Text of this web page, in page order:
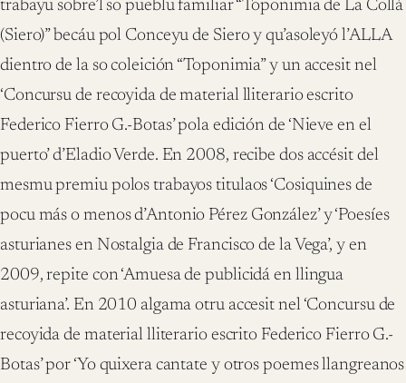
trabayu sobre’l so pueblu familiar “Toponimia de La Collá
(Siero)” becáu pol Conceyu de Siero y qu’asoleyó l’ALLA
dientro de la so coleición “Toponimia” y un accesit nel
‘Concursu de recoyida de material lliterario escrito
Federico Fierro G.-Botas’ pola edición de ‘Nieve en el
puerto’ d’Eladio Verde. En 2008, recibe dos accésit del
mesmu premiu polos trabayos titulaos ‘Cosiquines de
pocu más o menos d’Antonio Pérez González’ y ‘Poesíes
asturianes en Nostalgia de Francisco de la Vega’, y en
2009, repite con ‘Amuesa de publicidá en llingua
asturiana’. En 2010 algama otru accesit nel ‘Concursu de
recoyida de material lliterario escrito Federico Fierro G.-
Botas’ por ‘Yo quixera cantate y otros poemes llangreanos